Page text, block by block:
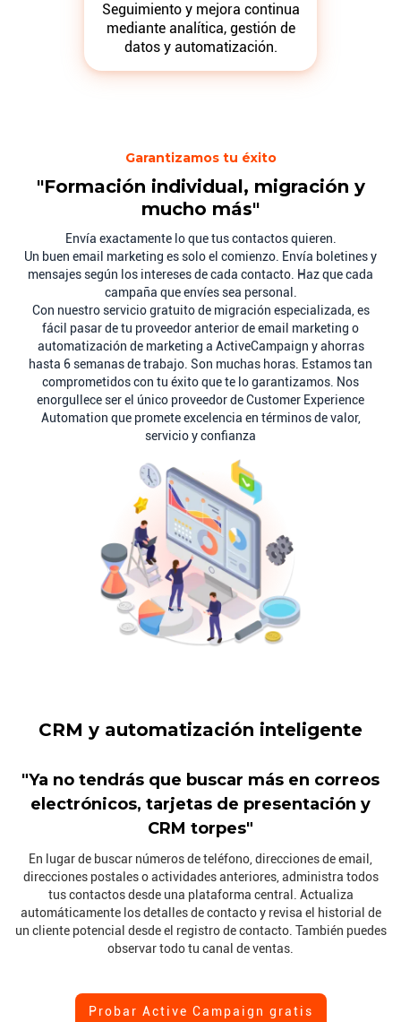
Seguimiento y mejora continua
mediante analítica, gestión de
datos y automatización.
Garantizamos tu éxito
"Formación individual, migración y
mucho más"
Envía exactamente lo que tus contactos quieren.
Un buen email marketing es solo el comienzo. Envía boletines y
mensajes según los intereses de cada contacto. Haz que cada
campaña que envíes sea personal.
Con nuestro servicio gratuito de migración especializada, es
fácil pasar de tu proveedor anterior de email marketing o
automatización de marketing a ActiveCampaign y ahorras
hasta 6 semanas de trabajo. Son muchas horas. Estamos tan
comprometidos con tu éxito que te lo garantizamos. Nos
enorgullece ser el único proveedor de Customer Experience
Automation que promete excelencia en términos de valor,
servicio y confianza
CRM y automatización inteligente
"Ya no tendrás que buscar más en correos
electrónicos, tarjetas de presentación y
CRM torpes"
En lugar de buscar números de teléfono, direcciones de email,
direcciones postales o actividades anteriores, administra todos
tus contactos desde una plataforma central. Actualiza
automáticamente los detalles de contacto y revisa el historial de
un cliente potencial desde el registro de contacto. También puedes
observar todo tu canal de ventas.
Probar Active Campaign gratis